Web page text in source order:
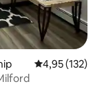
Gemiddelde
4,95 (132)